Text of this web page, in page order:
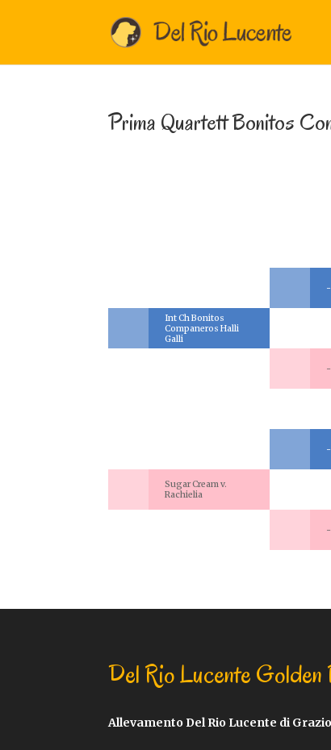
Prima Quartett Bonitos
Int Ch Bonitos
Companeros Halli
Galli
Sugar Cream v.
Rachielia
-
-
-
-
Del Rio Lucente Golden
Allevamento Del Rio Lucente di